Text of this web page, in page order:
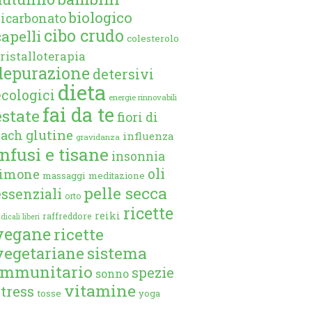
biologico
cibo crudo colesterolo
detersivi
dieta energie rinnovabili
fai da te fiori di
glutine gravidanza influenza
e tisane insonnia
massaggi meditazione oli
orto pelle secca
liberi raffreddore reiki ricette
ricette
sistema
sonno spezie
tosse vitamine yoga